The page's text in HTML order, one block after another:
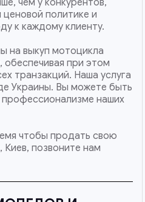
политике и
к каждому клиенту.
на выкуп мотоцикла
обеспечивая при этом
транзакций. Наша услуга
Украины. Вы можете быть
наших
чтобы продать свою
Киев, позвоните нам